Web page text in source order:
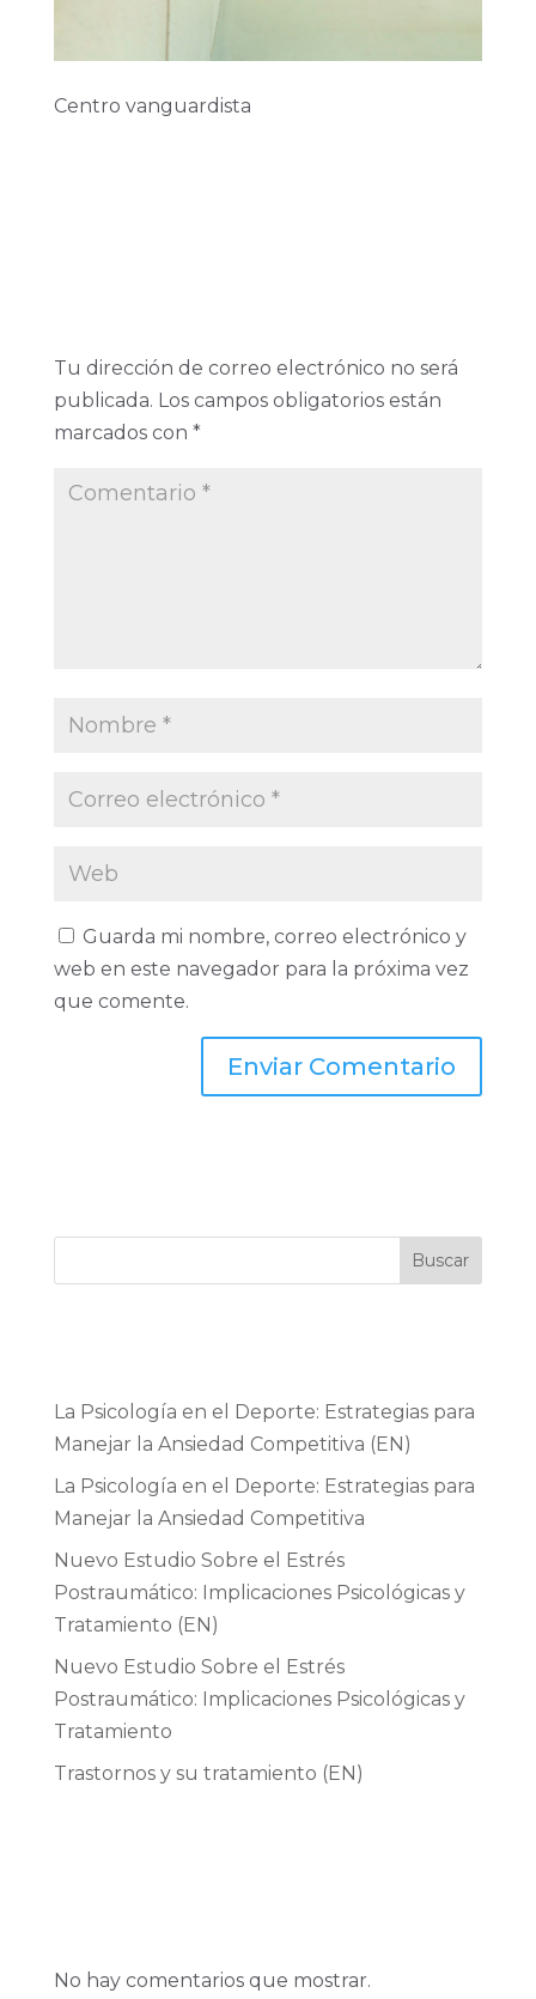
Centro vanguardista
Tu dirección de correo electrónico no será
publicada. Los campos obligatorios están
marcados con *
Guarda mi nombre, correo electrónico y
web en este navegador para la próxima vez
que comente.
Buscar
La Psicología en el Deporte: Estrategias para
Manejar la Ansiedad Competitiva (EN)
La Psicología en el Deporte: Estrategias para
Manejar la Ansiedad Competitiva
Nuevo Estudio Sobre el Estrés
Postraumático: Implicaciones Psicológicas y
Tratamiento (EN)
Nuevo Estudio Sobre el Estrés
Postraumático: Implicaciones Psicológicas y
Tratamiento
Trastornos y su tratamiento (EN)
No hay comentarios que mostrar.